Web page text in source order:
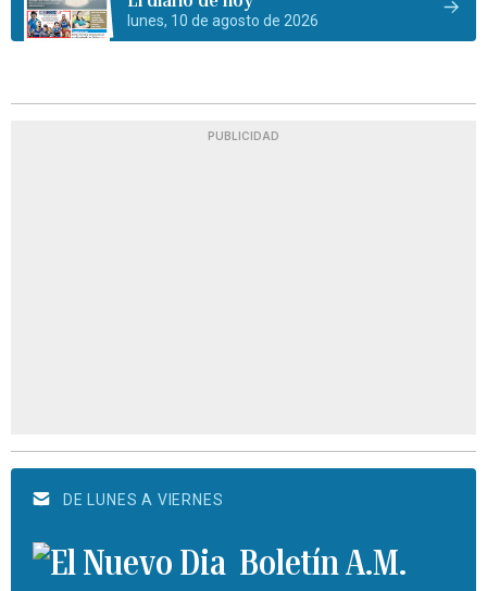
lunes, 10 de agosto de 2026
PUBLICIDAD
DE LUNES A VIERNES
Boletín A.M.